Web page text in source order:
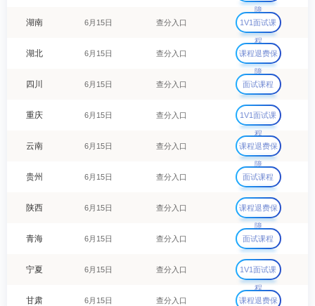
障
湖南 6月15日 查分入口 1V1面试课
程
湖北 6月15日 查分入口 课程退费保
障
四川 6月15日 查分入口 面试课程
重庆 6月15日 查分入口 1V1面试课
程
云南 6月15日 查分入口 课程退费保
障
贵州 6月15日 查分入口 面试课程
陕西 6月15日 查分入口 课程退费保
障
青海 6月15日 查分入口 面试课程
宁夏 6月15日 查分入口 1V1面试课
程
甘肃 6月15日 查分入口 课程退费保